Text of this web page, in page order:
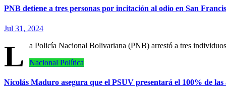
PNB detiene a tres personas por incitación al odio en San
Jul 31, 2024
L
a Policía Nacional Bolivariana (PNB) arrestó a tres
Nacional Política
Nicolás Maduro asegura que el PSUV presentará el 100% de las